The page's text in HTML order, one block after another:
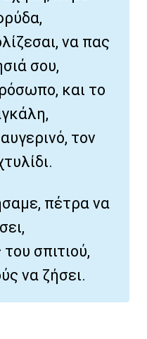
να πας
σου,
και το
τον
πέτρα να
σπιτιού,
να ζήσει.